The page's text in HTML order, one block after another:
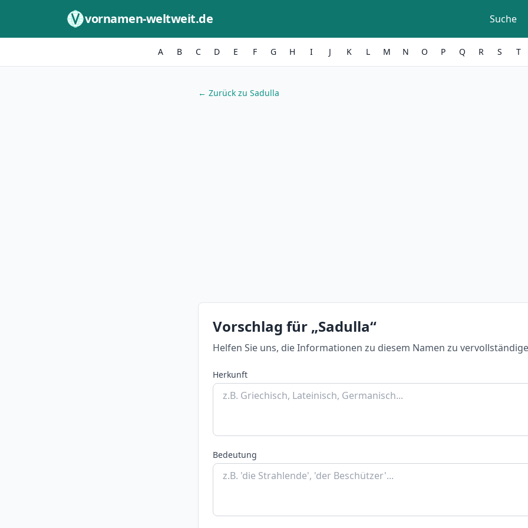
vornamen-weltweit.de Suche
A B C D E F G H I J K L M N O P Q R S T
← Zurück zu Sadulla
Vorschlag für „Sadulla“
Helfen Sie uns, die Informationen zu diesem Namen zu
Herkunft
Bedeutung